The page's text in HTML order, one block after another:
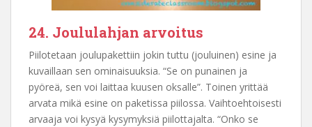
24. Joululahjan arvoitus
Piilotetaan joulupakettiin jokin tuttu (jouluinen) esine ja
kuvaillaan sen ominaisuuksia. “Se on punainen ja
pyöreä, sen voi laittaa kuusen oksalle”. Toinen yrittää
arvata mikä esine on paketissa piilossa. Vaihtoehtoisesti
arvaaja voi kysyä kysymyksiä piilottajalta. “Onko se